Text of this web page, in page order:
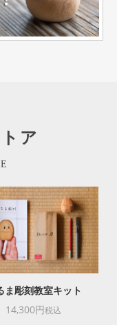
ア
ま彫刻教室キット
14,300円税込